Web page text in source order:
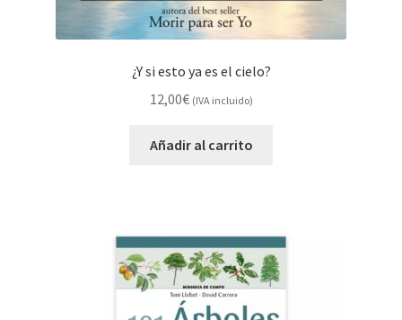
¿Y si esto ya es el cielo?
12,00€ (IVA incluido)
Añadir al carrito